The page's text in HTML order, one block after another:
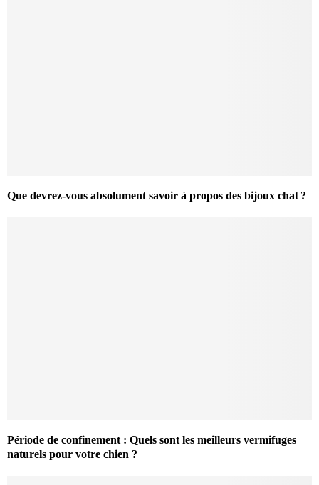
Que devrez-vous absolument savoir à propos des bijoux chat ?
Période de confinement : Quels sont les meilleurs vermifuges
naturels pour votre chien ?